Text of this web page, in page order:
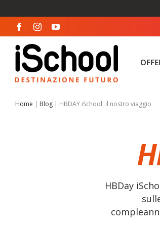
al
contenuto
Home | Blog| HBDAY iSchool: il nostro viaggio
HBDay